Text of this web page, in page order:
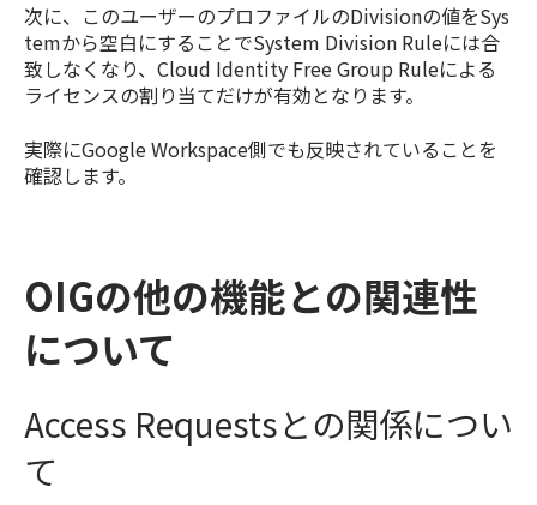
次に、このユーザーのプロファイルのDivisionの値をSys
temから空白にすることでSystem Division Ruleには合
致しなくなり、Cloud Identity Free Group Ruleによる
ライセンスの割り当てだけが有効となります。
実際にGoogle Workspace側でも反映されていることを
確認します。
OIGの他の機能との関連性
について
Access Requestsとの関係につい
て